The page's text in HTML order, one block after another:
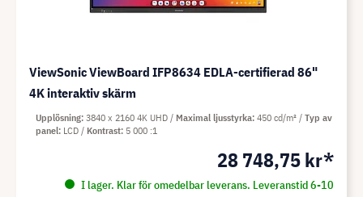
ViewSonic ViewBoard IFP8634 EDLA-certifierad 86"
4K interaktiv skärm
28 748,75 kr*
I lager. Klar för omedelbar leverans. Leveranstid 6-10
Upplösning 3840 x 2160 4K UHD Maximal ljusstyrka 450 cd/m²
Typ av
panel LCD Kontrast 5 000 :1